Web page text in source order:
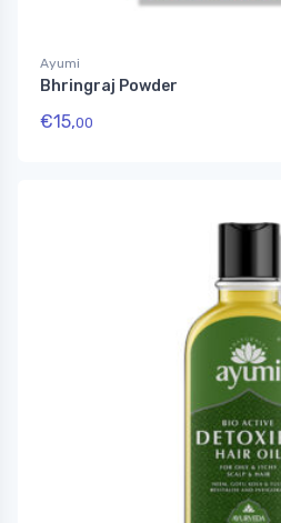
Ayumi
Bhringraj Powder
€15,00